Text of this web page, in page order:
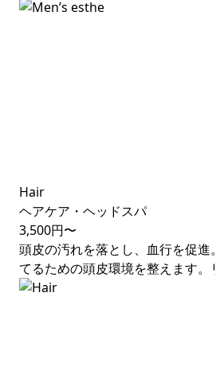
Hair
ヘアケア・ヘッドスパ
3,500円〜
頭皮の汚れを落とし、血行を促
てるための頭皮環境を整えます。